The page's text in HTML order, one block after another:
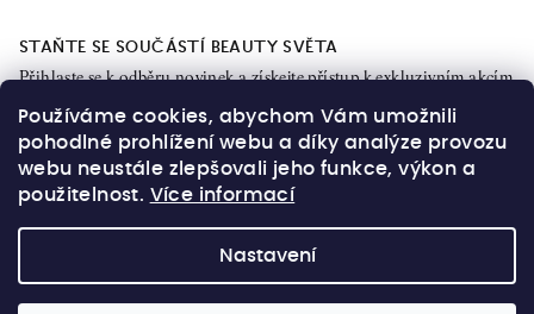
Používáme cookies, abychom Vám umožnili
pohodlné prohlížení webu a díky analýze provozu
webu neustále zlepšovali jeho funkce, výkon a
použitelnost. Více informací
Nastavení
STAŇTE SE SOUČÁSTÍ BEAUTY SVĚTA
Přihlaste se k odběru novinek a získejte přístup k exkluzivním akcím
OK